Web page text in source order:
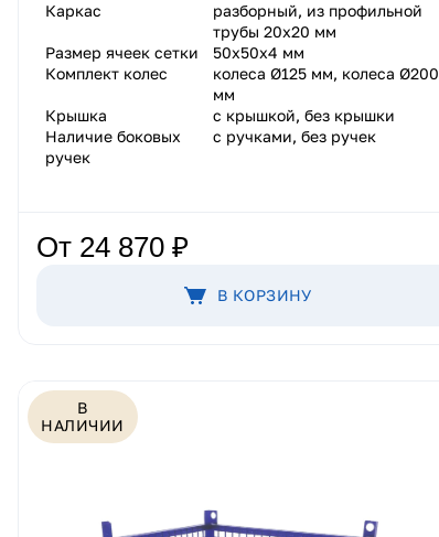
Каркас
разборный, из профильной
трубы 20х20 мм
Размер ячеек сетки
50х50х4 мм
Комплект колес
колеса Ø125 мм, колеса Ø200
мм
Крышка
с крышкой, без крышки
Наличие боковых
ручек
с ручками, без ручек
От 24 870 ₽
В КОРЗИНУ
В
НАЛИЧИИ